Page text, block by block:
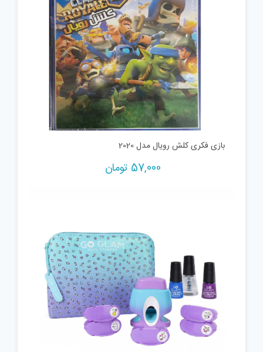
بازی فکری کلش رویال مدل 2020
57,000 تومان